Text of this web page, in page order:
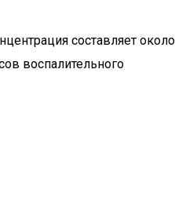
составляет около
воспалительного